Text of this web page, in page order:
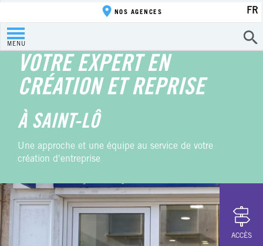
MENU
NOS AGENCES FR
VOTRE EXPERT EN
CRÉATION ET REPRISE
À SAINT-LÔ
Une approche et une équipe au service de votre
création d'entreprise
ACCÈS